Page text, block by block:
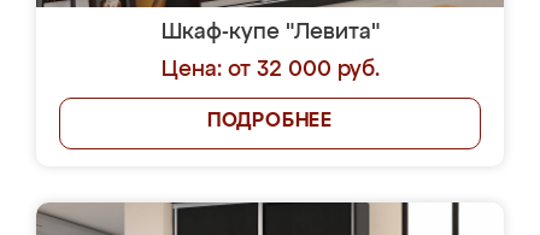
Шкаф-купе "Левита"
Цена: от 32 000 руб.
ПОДРОБНЕЕ